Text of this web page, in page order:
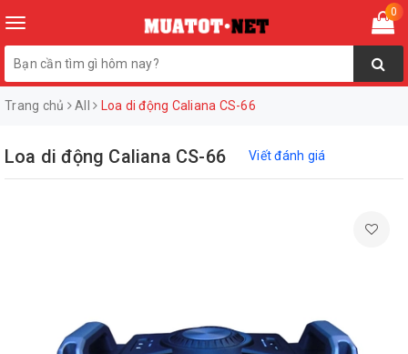
Toggle
navigation
0
Trang chủ All Loa di động Caliana CS-66
Loa di động Caliana CS-66 Viết đánh giá